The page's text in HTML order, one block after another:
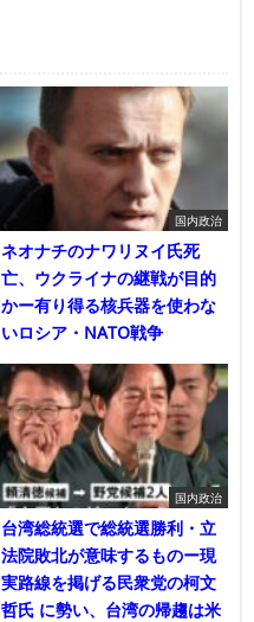
国内政治
ネオナチのナワリヌイ氏死
亡、ウクライナの継戦が目的
かー有り得る核兵器を使わな
いロシア・NATO戦争
国内政治
台湾総統選で総統選勝利・立
法院敗北が意味するものー現
実路線を掲げる民衆党の柯文
哲氏 に勢い、台湾の帰趨は米